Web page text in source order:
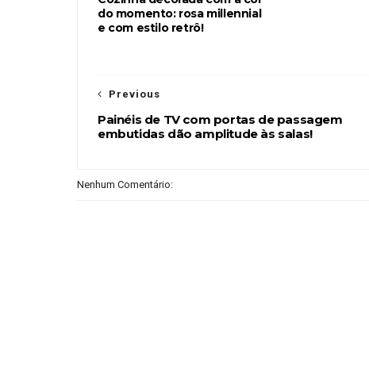
do momento: rosa millennial
e com estilo retrô!
Previous
Painéis de TV com portas de passagem
embutidas dão amplitude às salas!
Nenhum Comentário: